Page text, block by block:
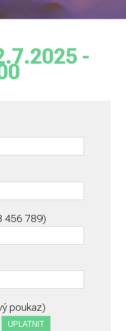
-
456 789)
poukaz)